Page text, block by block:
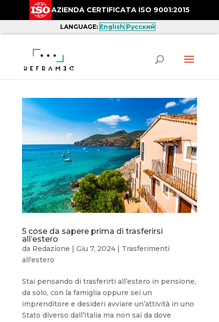
5 cose da sapere prima di trasferirsi
all’estero
da Redazione | Giu 7, 2024| Trasferimenti
all'estero
Stai pensando di trasferirti all’estero in pensione,
da solo, con la famiglia oppure sei un
imprenditore e desideri avviare un’attività in uno
Stato diverso dall’Italia ma non sai da dove
AZIENDA CERTIFICATA ISO 9001:2015
LANGUAGE: English Русский